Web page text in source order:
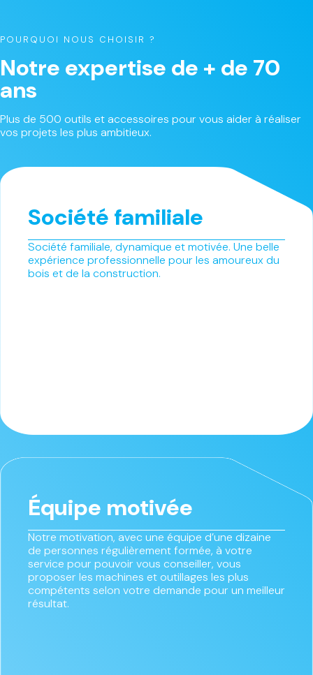
POURQUOI NOUS CHOISIR ?
Notre expertise de + de 70
ans
Plus de 500 outils et accessoires pour vous aider à réaliser
vos projets les plus ambitieux.
Société familiale
Société familiale, dynamique et motivée. Une belle
expérience professionnelle pour les amoureux du
bois et de la construction.
Équipe motivée
Notre motivation, avec une équipe d’une dizaine
de personnes régulièrement formée, à votre
service pour pouvoir vous conseiller, vous
proposer les machines et outillages les plus
compétents selon votre demande pour un meilleur
résultat.